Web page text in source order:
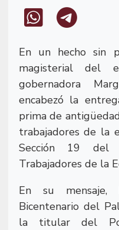
En un hecho sin
magisterial del
gobernadora
encabezó la
prima de
trabajadores de la
Sección 19 del
Trabajadores de la
En su
Bicentenario del
la titular del